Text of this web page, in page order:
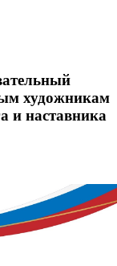
художникам
и наставника